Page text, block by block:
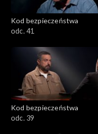
Kod bezpieczeństwa
odc. 41
Kod bezpieczeństwa
odc. 39